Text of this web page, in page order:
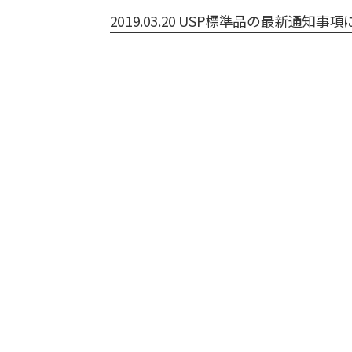
2019.03.20 USP標準品の最新通知事項